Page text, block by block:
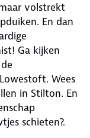
volstrekt
En dan
Ga kijken
Wees
in Stilton. En
schieten?.